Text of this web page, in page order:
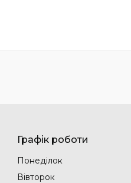
Графік роботи
Понеділок
Вівторок